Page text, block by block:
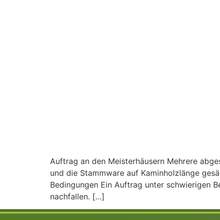
Auftrag an den Meisterhäusern Mehrere
und die Stammware auf Kaminholzlänge
Bedingungen Ein Auftrag unter schwierigen
nachfallen. […]